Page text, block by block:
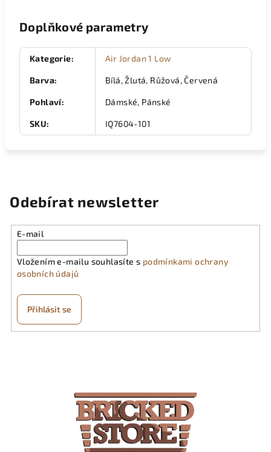
Doplňkové parametry
Kategorie: Air Jordan 1 Low
Barva: Bílá, Žlutá, Růžová, Červená
Pohlaví: Dámské, Pánské
SKU: IQ7604-101
Odebírat newsletter
E-mail
Vložením e-mailu souhlasíte s podmínkami ochrany
osobních údajů
Přihlásit se